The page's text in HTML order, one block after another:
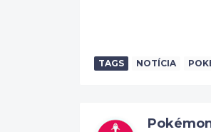
TAGS NOTÍCIA